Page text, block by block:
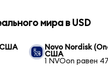
мира в USD
США
Novo Nordisk
США
1 NVOon равен